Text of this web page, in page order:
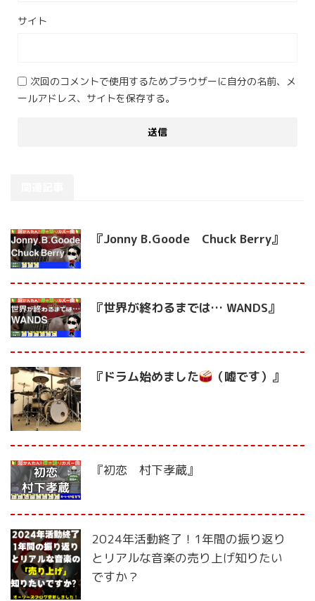
サイト
次回のコメントで使用するためブラウザーに自分の名前、メ
ールアドレス、サイトを保存する。
『Jonny B.Goode Chuck Berry』
『世界が終わるまでは… WANDS』
『ドラム始めました （嘘です）』
『初恋 村下孝蔵』
2024年活動終了！1年間の振り返り
とリアルな音楽の売り上げ知りたい
ですか？